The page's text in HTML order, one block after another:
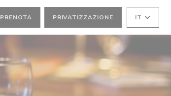
PRENOTA PRIVATIZZAZIONE IT